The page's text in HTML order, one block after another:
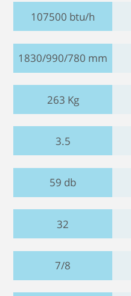
107500 btu/h
1830/990/780 mm
263 Kg
3.5
59 db
32
7/8